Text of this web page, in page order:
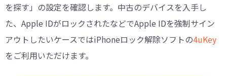
を探す」の設定を確認します。中古のデバイスを入手し
た、Apple IDがロックされたなどでApple IDを強制サイン
アウトしたいケースではiPhoneロック解除ソフトの4uKey
をご利用いただけます。